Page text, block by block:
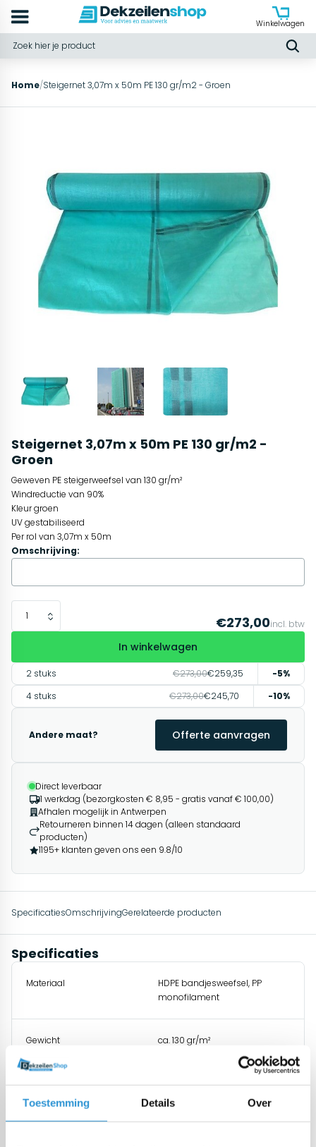
Toestemming Details Over
Winkelwagen
Home/Steigernet 3,07m x 50m PE 130 gr/m2 - Groen
Steigernet 3,07m x 50m PE 130 gr/m2 -
Groen
Geweven PE steigerweefsel van 130 gr/m²
Windreductie van 90%
Kleur groen
UV gestabiliseerd
Per rol van 3,07m x 50m
Omschrijving:
€273,00incl. btw
In winkelwagen
2 stuks €273,00€259,35
-5%
4 stuks
€273,00€245,70 -10%
Andere maat? Offerte aanvragen
Direct leverbaar
1 werkdag (bezorgkosten € 8,95 - gratis vanaf € 100,00)
Afhalen mogelijk in Antwerpen
Retourneren binnen 14 dagen (alleen standaard
producten)
1195+ klanten geven ons een 9.8/10
SpecificatiesOmschrijvingGerelateerde producten
Specificaties
Materiaal
HDPE bandjesweefsel, PP
monofilament
Gewicht ca. 130 gr/m²
Treksterkte 925 N/5cm
Scheurweerstand 160N / 95N